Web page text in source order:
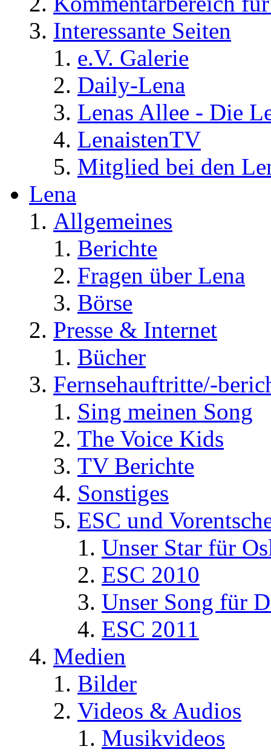
Interessante Seiten
e.V. Galerie
Daily-Lena
Lenas Allee - Die
LenaistenTV
Mitglied bei den
Lena
Allgemeines
Berichte
Fragen über Lena
Börse
Presse & Internet
Bücher
Fernsehauftritte/-
Sing meinen Song
The Voice Kids
TV Berichte
Sonstiges
ESC und
Unser Star für
ESC 2010
Unser Song für
ESC 2011
Medien
Bilder
Videos & Audios
Musikvideos